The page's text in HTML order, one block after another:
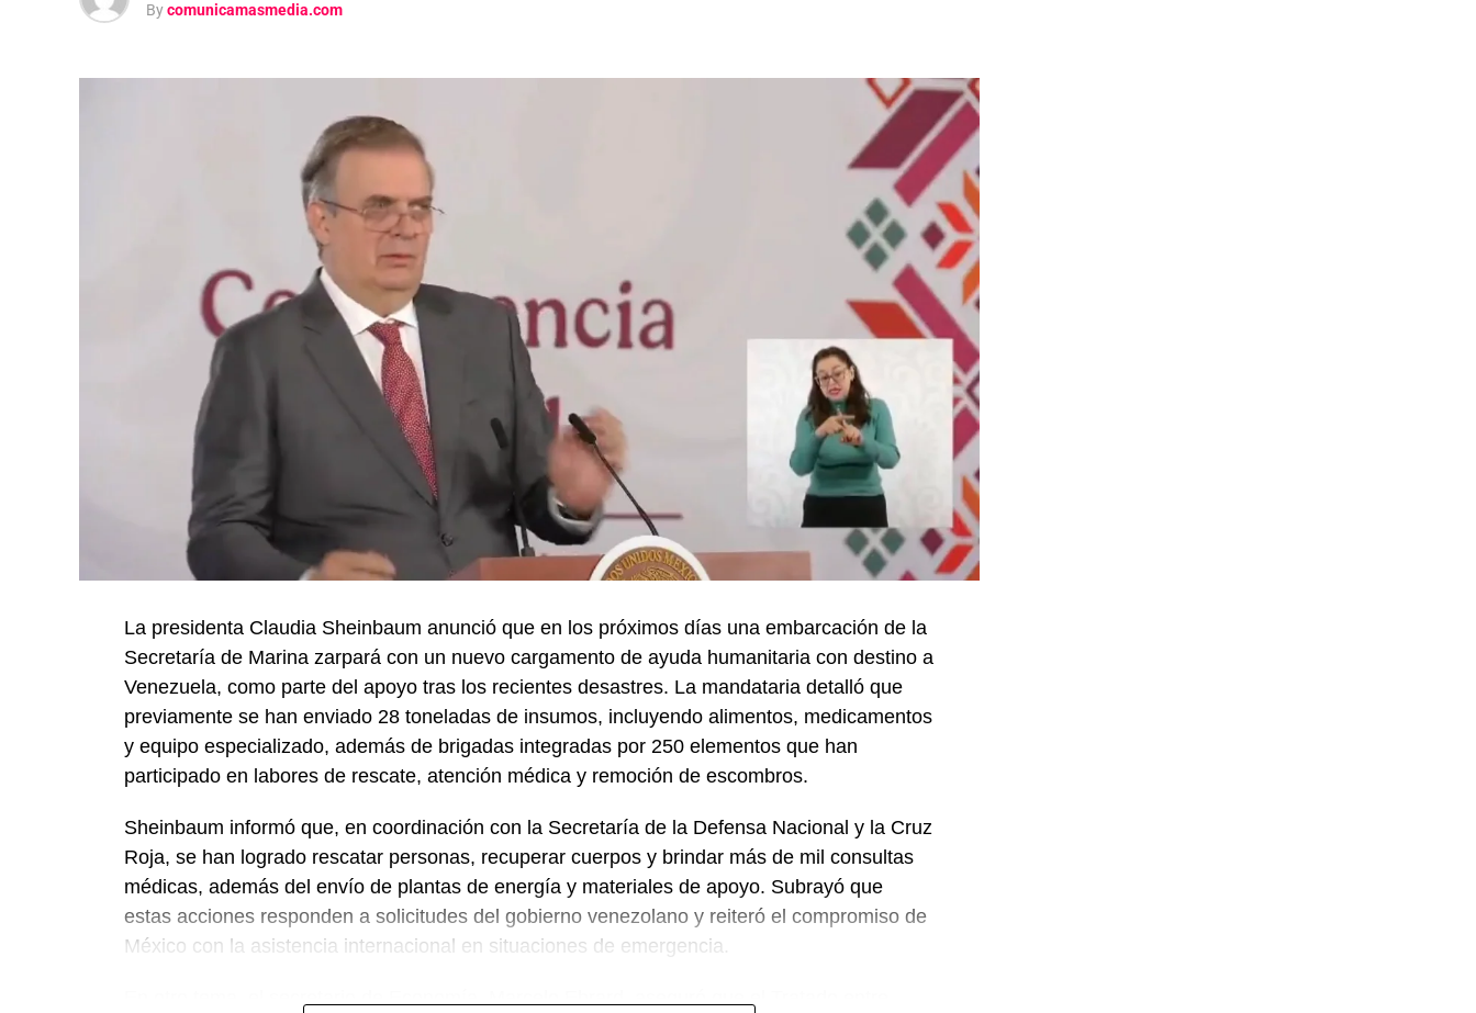
Bycomunicamasmedia.com
La presidenta Claudia Sheinbaum anunció que en los próximos días una embarcación de la
Secretaría de Marina zarpará con un nuevo cargamento de ayuda humanitaria con destino a
Venezuela, como parte del apoyo tras los recientes desastres. La mandataria detalló que
previamente se han enviado 28 toneladas de insumos, incluyendo alimentos, medicamentos
y equipo especializado, además de brigadas integradas por 250 elementos que han
participado en labores de rescate, atención médica y remoción de escombros.
Sheinbaum informó que, en coordinación con la Secretaría de la Defensa Nacional y la Cruz
Roja, se han logrado rescatar personas, recuperar cuerpos y brindar más de mil consultas
médicas, además del envío de plantas de energía y materiales de apoyo. Subrayó que
estas acciones responden a solicitudes del gobierno venezolano y reiteró el compromiso de
México con la asistencia internacional en situaciones de emergencia.